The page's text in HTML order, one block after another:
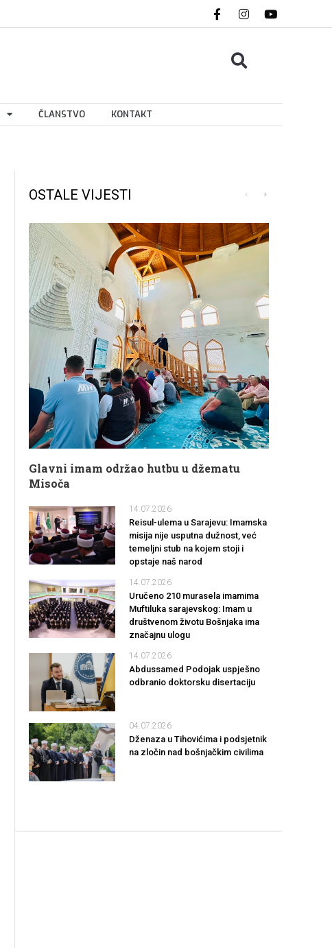
ČLANSTVO KONTAKT
OSTALE VIJESTI
Glavni imam održao hutbu u džematu
Misoča
14.07.2026
Reisul-ulema u Sarajevu: Imamska
misija nije usputna dužnost, već
temeljni stub na kojem stoji i
opstaje naš narod
14.07.2026
Uručeno 210 murasela imamima
Muftiluka sarajevskog: Imam u
društvenom životu Bošnjaka ima
značajnu ulogu
14.07.2026
Abdussamed Podojak uspješno
odbranio doktorsku disertaciju
04.07.2026
Dženaza u Tihovićima i podsjetnik
na zločin nad bošnjačkim civilima